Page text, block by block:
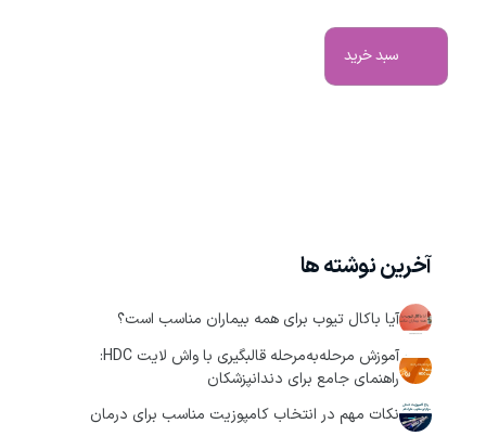
سبد خرید
آخرین نوشته ها
آیا باکال تیوب برای همه بیماران مناسب است؟
آموزش مرحله‌به‌مرحله قالبگیری با واش لایت HDC:
راهنمای جامع برای دندانپزشکان
نکات مهم در انتخاب کامپوزیت مناسب برای درمان